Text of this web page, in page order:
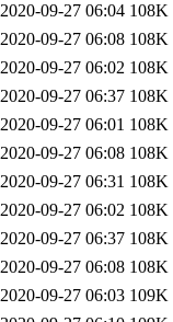
2020-09-27 06:04 108K
2020-09-27 06:08 108K
2020-09-27 06:02 108K
2020-09-27 06:37 108K
2020-09-27 06:01 108K
2020-09-27 06:08 108K
2020-09-27 06:31 108K
2020-09-27 06:02 108K
2020-09-27 06:37 108K
2020-09-27 06:08 108K
2020-09-27 06:03 109K